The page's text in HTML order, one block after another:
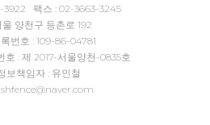
3922 팩스 : 02-3663-3245
울 양천구 등촌로 192
번호 : 109-86-04781
호 : 제 2017-서울양천-0835호
보책임자 : 유인철
shfence@naver.com